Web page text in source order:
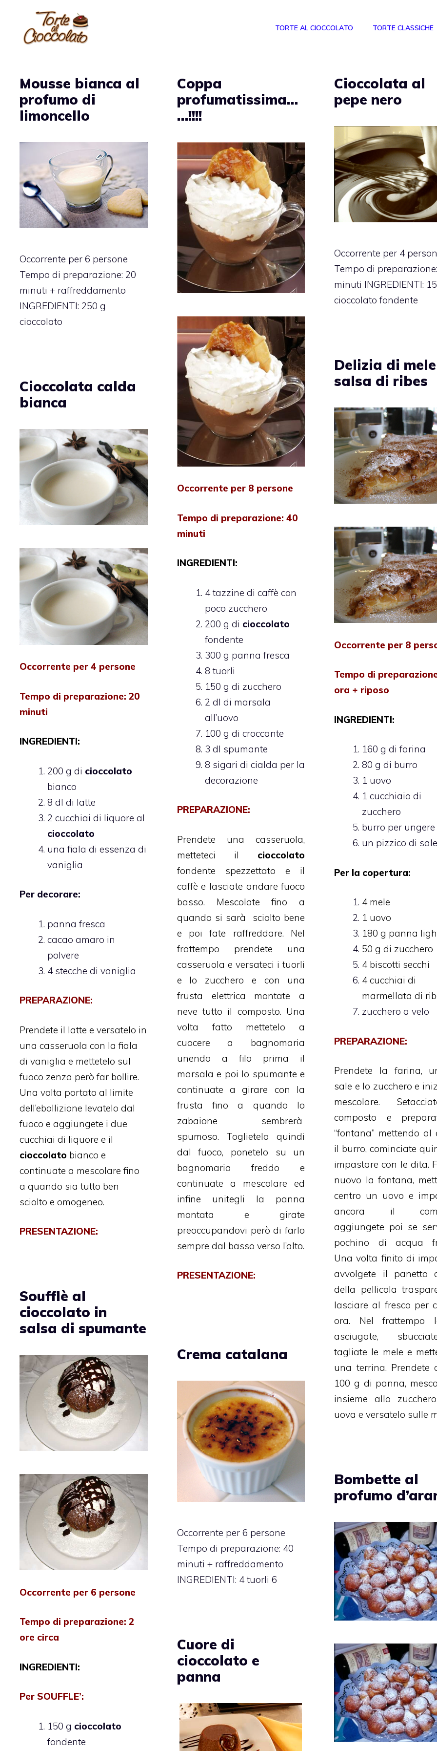
contenuto
TORTE AL CIOCCOLATO TORTE CLASSICHE
Mousse bianca al
profumo di
limoncello
Occorrente per 6 persone
Tempo di preparazione: 20
minuti + raffreddamento
INGREDIENTI: 250 g
cioccolato
Coppa
profumatissima…
…!!!!
Occorrente per 8 persone
Tempo di preparazione: 40
minuti
INGREDIENTI:
4 tazzine di caffè con
poco zucchero
200 g di cioccolato
fondente
300 g panna fresca
8 tuorli
150 g di zucchero
2 dl di marsala
all’uovo
100 g di croccante
3 dl spumante
8 sigari di cialda per la
decorazione
PREPARAZIONE:
Prendete una casseruola,
metteteci il cioccolato
fondente spezzettato e il
caffè e lasciate andare fuoco
basso. Mescolate fino a
quando si sarà sciolto bene
e poi fate raffreddare. Nel
frattempo prendete una
casseruola e versateci i tuorli
e lo zucchero e con una
frusta elettrica montate a
neve tutto il composto. Una
volta fatto mettetelo a
cuocere a bagnomaria
unendo a filo prima il
marsala e poi lo spumante e
continuate a girare con la
frusta fino a quando lo
zabaione sembrerà
spumoso. Toglietelo quindi
dal fuoco, ponetelo su un
bagnomaria freddo e
continuate a mescolare ed
infine unitegli la panna
montata e girate
preoccupandovi però di farlo
sempre dal basso verso l’alto.
PRESENTAZIONE:
Cioccolata al
pepe nero
Occorrente per 4
Tempo di
minuti INGREDIENTI:
cioccolato fondente
Delizia di
salsa di ribes
Occorrente per 8
Tempo di
ora + riposo
INGREDIENTI:
160 g di farina
80 g di burro
1 uovo
1 cucchiaio di
zucchero
burro per ungere
un pizzico di
Per la copertura:
4 mele
1 uovo
180 g panna
50 g di zucchero
4 biscotti secchi
4 cucchiai di
marmellata di
zucchero a velo
PREPARAZIONE:
Prendete la farina,
sale e lo zucchero e
mescolare.
composto e
“fontana” mettendo al
il burro, cominciate
impastare con le dita.
nuovo la fontana,
centro un uovo e
ancora il
aggiungete poi se
pochino di acqua
Una volta finito di
avvolgete il panetto
della pellicola
lasciare al fresco per
ora. Nel frattempo
asciugate,
tagliate le mele e
una terrina. Prendete
100 g di panna,
insieme allo
uova e versatelo sulle
Cioccolata calda
bianca
Occorrente per 4 persone
Tempo di preparazione: 20
minuti
INGREDIENTI:
200 g di cioccolato
bianco
8 dl di latte
2 cucchiai di liquore al
cioccolato
una fiala di essenza di
vaniglia
Per decorare:
panna fresca
cacao amaro in
polvere
4 stecche di vaniglia
PREPARAZIONE:
Prendete il latte e versatelo in
una casseruola con la fiala
di vaniglia e mettetelo sul
fuoco zenza però far bollire.
Una volta portato al limite
dell’ebollizione levatelo dal
fuoco e aggiungete i due
cucchiai di liquore e il
cioccolato bianco e
continuate a mescolare fino
a quando sia tutto ben
sciolto e omogeneo.
PRESENTAZIONE:
Soufflè al
cioccolato in
salsa di spumante
Occorrente per 6 persone
Tempo di preparazione: 2
ore circa
INGREDIENTI:
Per SOUFFLE’:
150 g cioccolato
fondente
Crema catalana
Occorrente per 6 persone
Tempo di preparazione: 40
minuti + raffreddamento
INGREDIENTI: 4 tuorli 6
Bombette al
profumo
Cuore di
cioccolato e
panna